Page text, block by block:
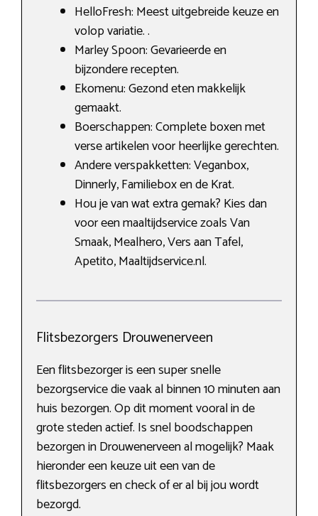
HelloFresh: Meest uitgebreide keuze en
volop variatie. .
Marley Spoon: Gevarieerde en
bijzondere recepten.
Ekomenu: Gezond eten makkelijk
gemaakt.
Boerschappen: Complete boxen met
verse artikelen voor heerlijke gerechten.
Andere verspakketten: Veganbox,
Dinnerly, Familiebox en de Krat.
Hou je van wat extra gemak? Kies dan
voor een maaltijdservice zoals Van
Smaak, Mealhero, Vers aan Tafel,
Apetito, Maaltijdservice.nl.
Flitsbezorgers Drouwenerveen
Een flitsbezorger is een super snelle
bezorgservice die vaak al binnen 10 minuten aan
huis bezorgen. Op dit moment vooral in de
grote steden actief. Is snel boodschappen
bezorgen in Drouwenerveen al mogelijk? Maak
hieronder een keuze uit een van de
flitsbezorgers en check of er al bij jou wordt
bezorgd.